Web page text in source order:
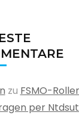
zu FSMO-
per